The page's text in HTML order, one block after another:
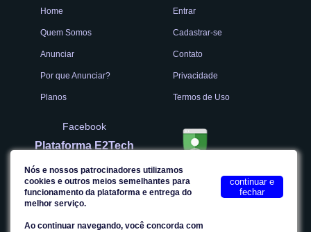
Nós e nossos patrocinadores utilizamos
cookies e outros meios semelhantes para
funcionamento da plataforma e entrega do
melhor serviço.
Ao continuar navegando, você concorda com
continuar e
fechar
Home
Quem Somos
Anunciar
Por que Anunciar?
Planos
Facebook
Plataforma E2Tech
Entrar
Cadastrar-se
Contato
Privacidade
Termos de Uso
Site seguro